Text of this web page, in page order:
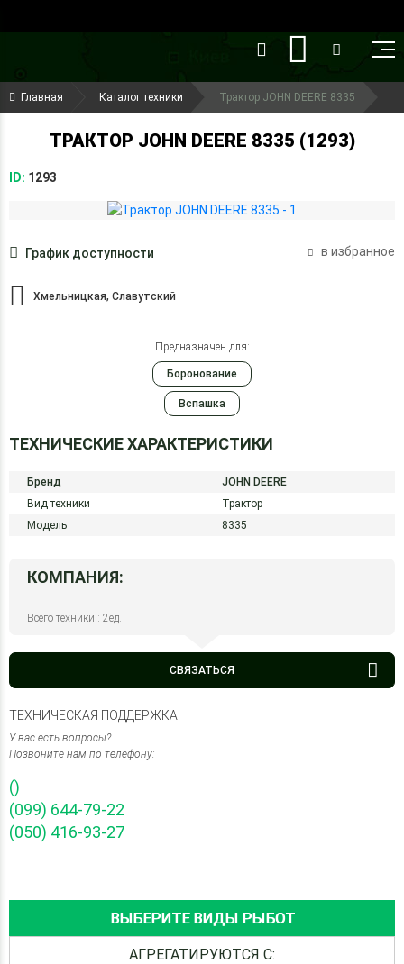
(099) 644-79-22
(050) 416-93-27
Главная Каталог техники Трактор JOHN DEERE 8335
ТРАКТОР JOHN DEERE 8335 (1293)
ID: 1293
График доступности в избранное
Хмельницкая, Славутский
Предназначен для:
Боронование
Вспашка
ТЕХНИЧЕСКИЕ ХАРАКТЕРИСТИКИ
Бренд
JOHN DEERE
Вид техники
Трактор
Модель
8335
КОМПАНИЯ:
Всего техники : 2ед.
СВЯЗАТЬСЯ
ТЕХНИЧЕСКАЯ ПОДДЕРЖКА
У вас есть вопросы?
Позвоните нам по телефону:
()
(099) 644-79-22
(050) 416-93-27
ВЫБЕРИТЕ ВИДЫ РЫБОТ
АГРЕГАТИРУЮТСЯ С: